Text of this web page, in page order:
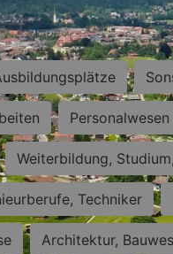
Personalwesen
Weiterbildung,
Techniker
Architektur,